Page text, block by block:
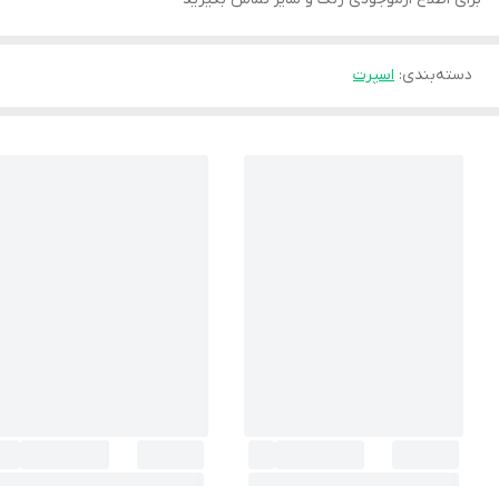
دسته‌بندی: اسپرت